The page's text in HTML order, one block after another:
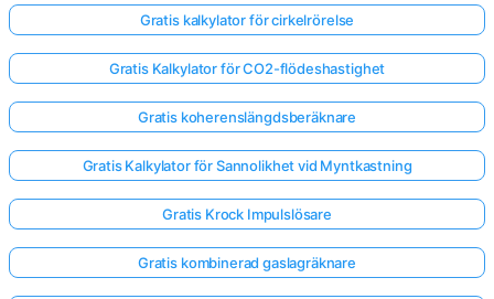
Gratis kalkylator för cirkelrörelse
Gratis Kalkylator för CO2-flödeshastighet
Gratis koherenslängdsberäknare
Gratis Kalkylator för Sannolikhet vid Myntkastning
Gratis Krock Impulslösare
Gratis kombinerad gaslagräknare